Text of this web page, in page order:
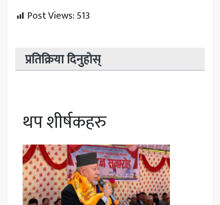
Post Views:513
प्रतिक्रिया दिनुहोस्
थप शीर्षकहरु